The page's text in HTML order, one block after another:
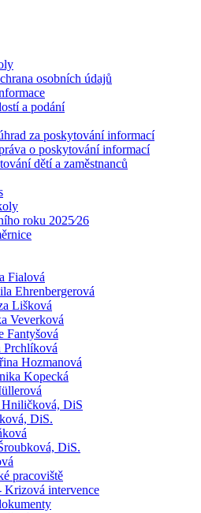
osobních údajů
a podání
za poskytování informací
o poskytování informací
dětí a zaměstnanců
roku 2025⁄26
Fialová
Ehrenbergerová
Lišková
Veverková
Fantyšová
Prchlíková
Hozmanová
Kopecká
DiS
DiS.
DiS.
pracoviště
Krizová intervence